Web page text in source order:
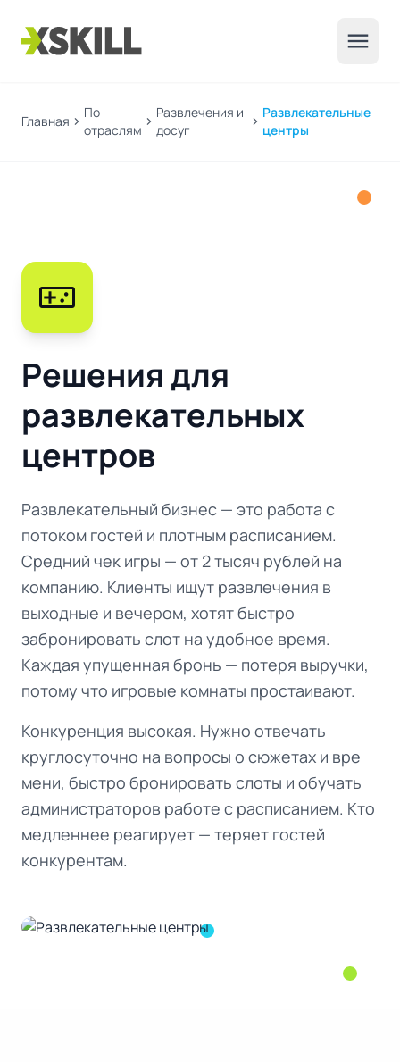
menu
Главная chevron_right
По
отраслям chevron_right
Развлечения и
досуг
chevron_right
Развлекательные
центры
videogame_asset
Решения для
развлекательных
центров
Развлекательный бизнес — это работа с
потоком гостей и плотным расписанием.
Средний чек игры — от 2 тысяч рублей на
компанию. Клиенты ищут развлечения в
выходные и вечером, хотят быстро
забронировать слот на удобное время.
Каждая упущенная бронь — потеря выручки,
потому что игровые комнаты простаивают.
Конкуренция высокая. Нужно отвечать
круглосуточно на вопросы о сюжетах и вре
мени, быстро бронировать слоты и обучать
администраторов работе с расписанием. Кто
медленнее реагирует — теряет гостей
конкурентам.